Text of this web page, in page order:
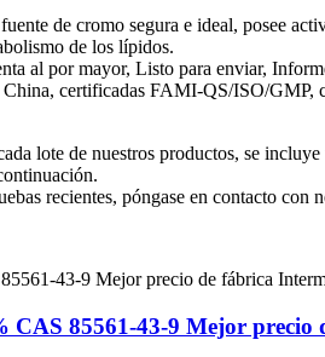
de cromo segura e ideal, posee
de los lípidos.
al por mayor, Listo para enviar,
certificadas FAMI-QS/ISO/GMP,
lote de nuestros productos, se
recientes, póngase en contacto con
CAS 85561-43-9 Mejor